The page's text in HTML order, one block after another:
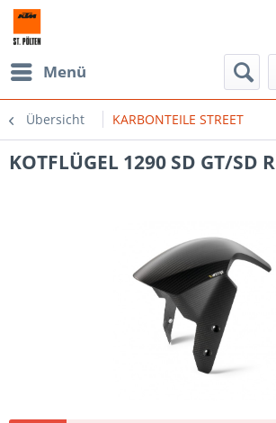
Menü
Übersicht KARBONTEILE STREET
KOTFLÜGEL 1290 SD GT/SD R